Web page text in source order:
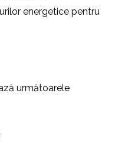
energetice pentru
următoarele